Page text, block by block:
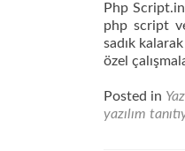
Php
php script
sadık
özel
Posted in
yazılım